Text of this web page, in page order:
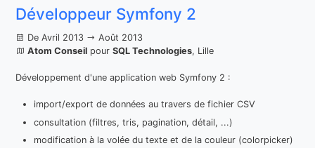
Développeur Symfony 2
De Avril 2013
Août 2013
Atom Conseil pourSQL Technologies, Lille
Développement d'une application web Symfony 2 :
import/export de données au travers de fichier CSV
consultation (filtres, tris, pagination, détail, ...)
modification à la volée du texte et de la couleur (colorpicker)